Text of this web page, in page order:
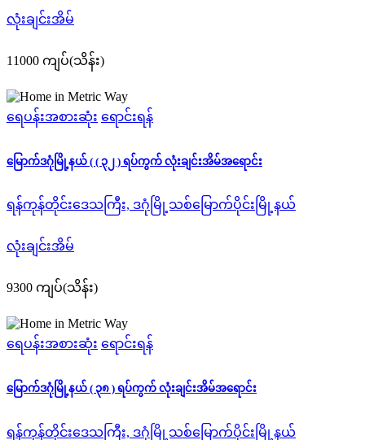
လုံးချင်းအိမ်
11000 ကျပ်(သိန်း)
ရေပန်းအစားဆုံး ရောင်းရန်
မြောက်ဒဂုံမြို့နယ် ( ( ၃၂ ) ရပ်ကွက် လုံးချင်းအိမ်အရောင်း
ရန်ကုန်တိုင်းဒေသကြီး, ဒဂုံမြို့သစ်မြောက်ပိုင်းမြို့နယ်
လုံးချင်းအိမ်
9300 ကျပ်(သိန်း)
ရေပန်းအစားဆုံး ရောင်းရန်
မြောက်ဒဂုံမြို့နယ် ( ၃၈ ) ရပ်ကွက် လုံးချင်းအိမ်အရောင်း
ရန်ကုန်တိုင်းဒေသကြီး, ဒဂုံမြို့သစ်မြောက်ပိုင်းမြို့နယ်